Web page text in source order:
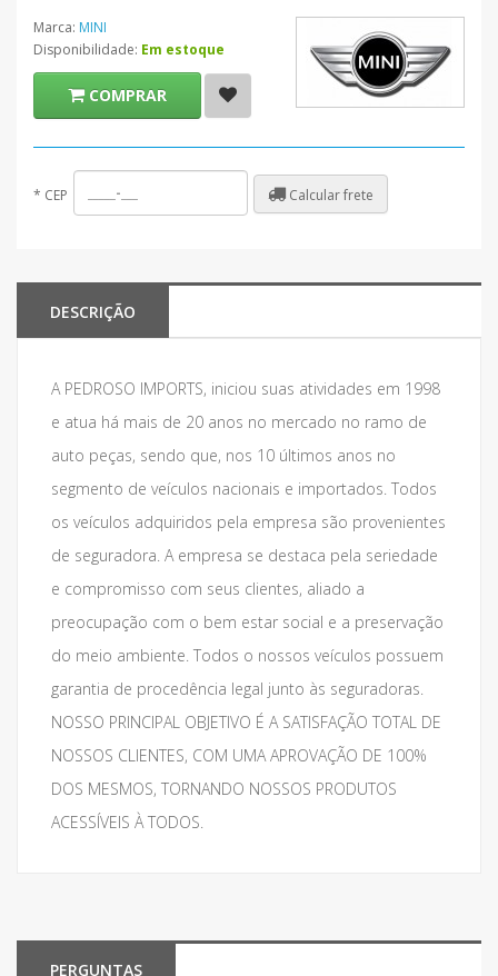
Marca: MINI
Disponibilidade: Em estoque
COMPRAR
* CEP Calcular frete
DESCRIÇÃO
A PEDROSO IMPORTS, iniciou suas atividades em 1998
e atua há mais de 20 anos no mercado no ramo de
auto peças, sendo que, nos 10 últimos anos no
segmento de veículos nacionais e importados. Todos
os veículos adquiridos pela empresa são provenientes
de seguradora. A empresa se destaca pela seriedade
e compromisso com seus clientes, aliado a
preocupação com o bem estar social e a preservação
do meio ambiente. Todos o nossos veículos possuem
garantia de procedência legal junto às seguradoras.
NOSSO PRINCIPAL OBJETIVO É A SATISFAÇÃO TOTAL DE
NOSSOS CLIENTES, COM UMA APROVAÇÃO DE 100%
DOS MESMOS, TORNANDO NOSSOS PRODUTOS
ACESSÍVEIS À TODOS.
PERGUNTAS